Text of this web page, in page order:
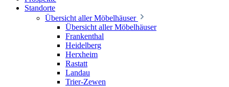
Standorte
Übersicht aller Möbelhäuser
Übersicht aller Möbelhäuser
Frankenthal
Heidelberg
Herxheim
Rastatt
Landau
Trier-Zewen